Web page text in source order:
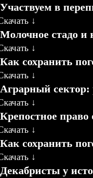
Участвуем в
↓
Молочное стадо и
↓
Как сохранить
↓
Аграрный
↓
Крепостное право
↓
Как сохранить
↓
Декабристы у